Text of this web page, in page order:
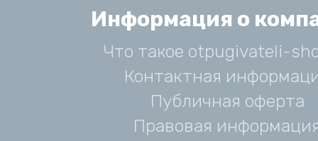
Информация о
Что такое otpugivateli-
Контактная
Публичная оферта
Правовая